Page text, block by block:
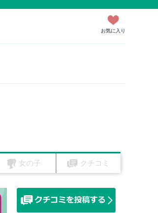
お気に入り
女の子 クチコミ